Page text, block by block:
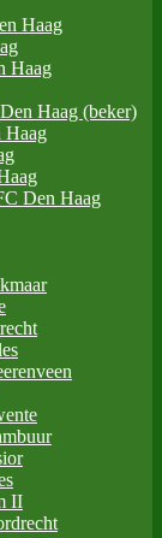
Haag
Haag
Haag (beker)
Haag
Den Haag
II